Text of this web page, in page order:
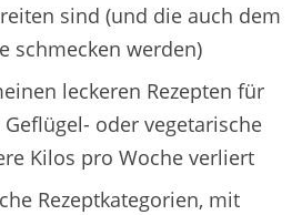
sind (und die auch dem
schmecken werden)
leckeren Rezepten für
Geflügel- oder vegetarische
Kilos pro Woche verliert
Rezeptkategorien, mit